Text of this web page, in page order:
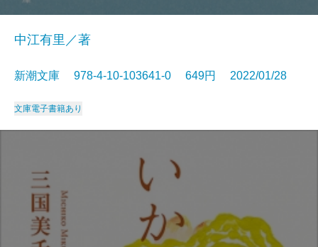
中江有里／著
新潮文庫 978-4-10-103641-0 649円 2022/01/28
文庫電子書籍あり